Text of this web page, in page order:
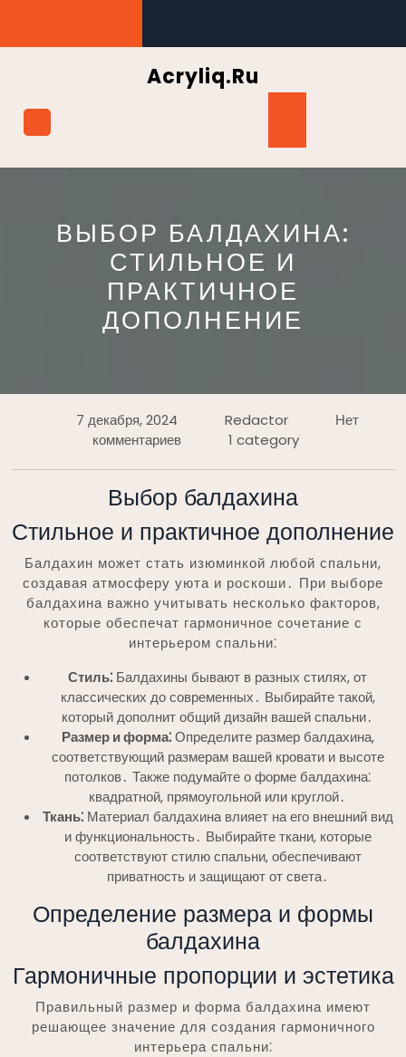
содержимому
Acryliq.ru
ВЫБОР БАЛДАХИНА:
СТИЛЬНОЕ И
ПРАКТИЧНОЕ
ДОПОЛНЕНИЕ
7 декабря, 2024 Redactor
Нет
комментариев
1 category
Выбор балдахина
Стильное и практичное дополнение
Балдахин может стать изюминкой любой спальни,
создавая атмосферу уюта и роскоши․ При выборе
балдахина важно учитывать несколько факторов,
которые обеспечат гармоничное сочетание с
интерьером спальни⁚
Стиль⁚ Балдахины бывают в разных стилях, от
классических до современных․ Выбирайте такой,
который дополнит общий дизайн вашей спальни․
Размер и форма⁚Определите размер балдахина,
соответствующий размерам вашей кровати и высоте
потолков․ Также подумайте о форме балдахина⁚
квадратной, прямоугольной или круглой․
Ткань⁚Материал балдахина влияет на его внешний вид
и функциональность․ Выбирайте ткани, которые
соответствуют стилю спальни, обеспечивают
приватность и защищают от света․
Определение размера и формы
балдахина
Гармоничные пропорции и эстетика
Правильный размер и форма балдахина имеют
решающее значение для создания гармоничного
интерьера спальни⁚